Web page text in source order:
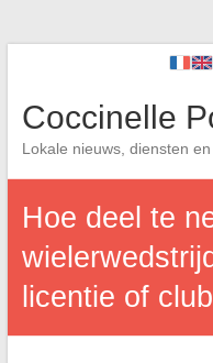
Coccinelle
Lokale nieuws, diensten
Hoe deel te
licentie of